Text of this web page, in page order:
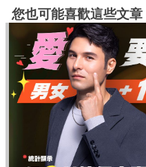
您也可能喜歡這些文章